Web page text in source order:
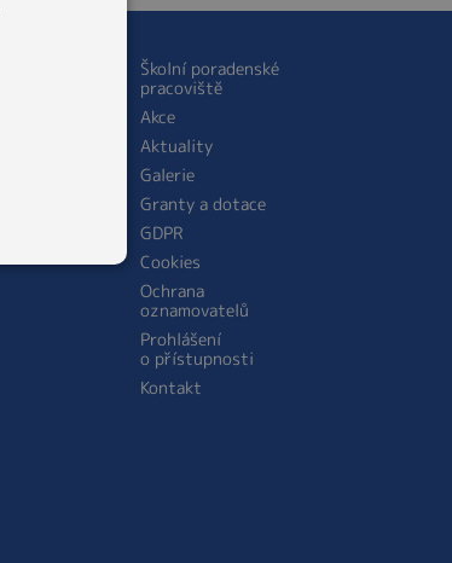
Školní poradenské
pracoviště
Akce
Aktuality
Galerie
Granty a dotace
GDPR
Cookies
Ochrana
oznamovatelů
Prohlášení
o přístupnosti
Kontakt